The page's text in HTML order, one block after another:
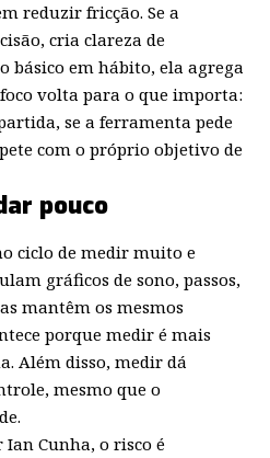
reduzir fricção. Se a
cria clareza de
básico em hábito, ela agrega
volta para o que importa:
se a ferramenta pede
com o próprio objetivo de
pouco
ciclo de medir muito e
gráficos de sono, passos,
mantêm os mesmos
porque medir é mais
Além disso, medir dá
mesmo que o
Cunha, o risco é